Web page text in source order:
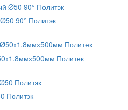
90° Политэк
Политек
Политэк